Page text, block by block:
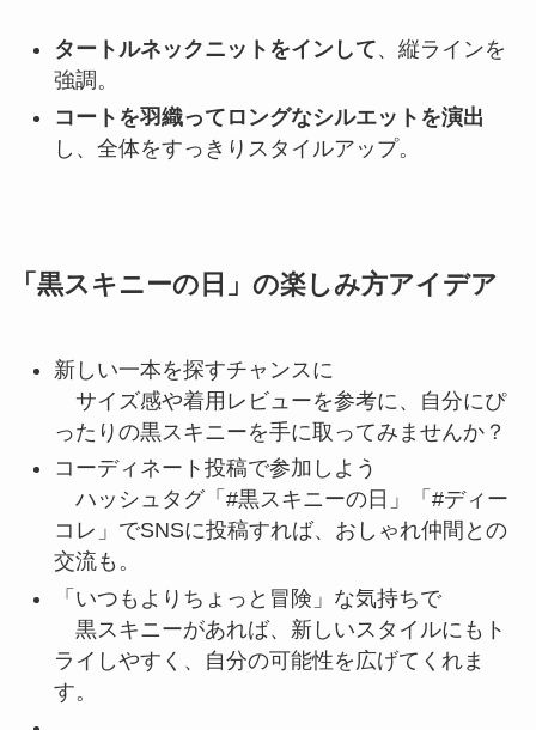
タートルネックニットをインして、縦ラインを
強調。
コートを羽織ってロングなシルエットを演出
し、全体をすっきりスタイルアップ。
「黒スキニーの日」の楽しみ方アイデア
新しい一本を探すチャンスに
サイズ感や着用レビューを参考に、自分にぴ
ったりの黒スキニーを手に取ってみませんか？
コーディネート投稿で参加しよう
ハッシュタグ「#黒スキニーの日」「#ディー
コレ」でSNSに投稿すれば、おしゃれ仲間との
交流も。
「いつもよりちょっと冒険」な気持ちで
黒スキニーがあれば、新しいスタイルにもト
ライしやすく、自分の可能性を広げてくれま
す。